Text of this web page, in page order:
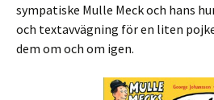
sympatiske Mulle Meck och hans
och textavvägning för en liten
dem om och om igen.